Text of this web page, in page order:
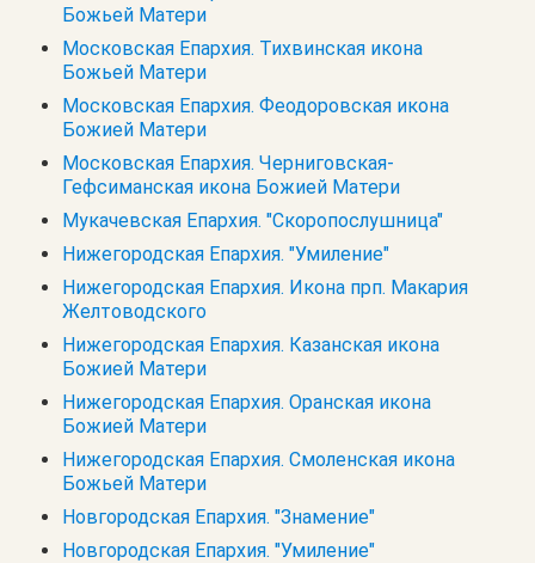
Божьей Матери
Московская Епархия. Тихвинская икона
Божьей Матери
Московская Епархия. Феодоровская икона
Божией Матери
Московская Епархия. Черниговская-
Гефсиманская икона Божией Матери
Мукачевская Епархия. "Скоропослушница"
Нижегородская Епархия. "Умиление"
Нижегородская Епархия. Икона прп. Макария
Желтоводского
Нижегородская Епархия. Казанская икона
Божией Матери
Нижегородская Епархия. Оранская икона
Божией Матери
Нижегородская Епархия. Смоленская икона
Божьей Матери
Новгородская Епархия. "Знамение"
Новгородская Епархия. "Умиление"